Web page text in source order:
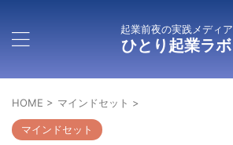
起業前夜の実践メディア
ひとり起業ラボ
HOME > マインドセット >
マインドセット